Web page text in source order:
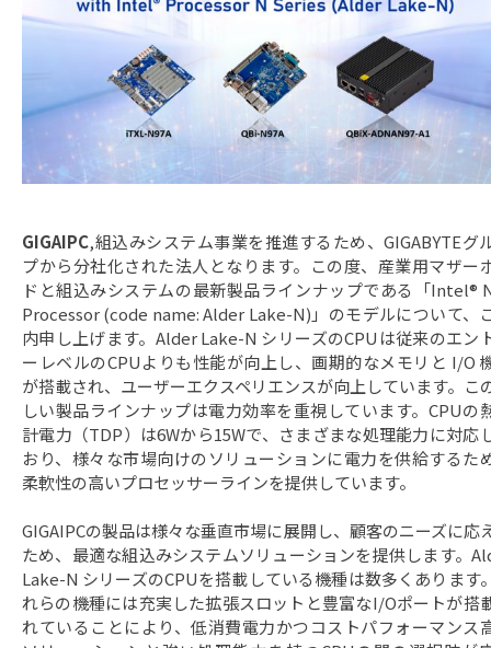
GIGAIPC,組込みシステム事業を推進するため、GIGABYTEグ
プから分社化された法人となります。この度、産業用マザー
ドと組込みシステムの最新製品ラインナップである「Intel®
Processor (code name: Alder Lake-N)」のモデルについて、
内申し上げます。Alder Lake-N シリーズのCPUは従来のエン
ーレベルのCPUよりも性能が向上し、画期的なメモリと I/O
が搭載され、ユーザーエクスペリエンスが向上しています。こ
しい製品ラインナップは電力効率を重視しています。CPUの
計電力（TDP）は6Wから15Wで、さまざまな処理能力に対応
おり、様々な市場向けのソリューションに電力を供給するた
柔軟性の高いプロセッサーラインを提供しています。
GIGAIPCの製品は様々な垂直市場に展開し、顧客のニーズに応
ため、最適な組込みシステムソリューションを提供します。
Lake-N シリーズのCPUを搭載している機種は数多くあります
れらの機種には充実した拡張スロットと豊富なI/Oポートが搭
れていることにより、低消費電力かつコストパフォーマンス